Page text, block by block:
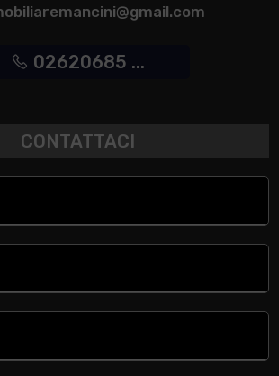
02620685 ...
CONTATTACI